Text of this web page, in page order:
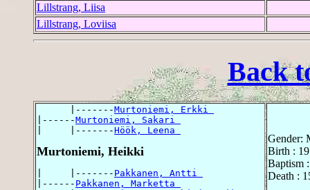
Lillstrang, Liisa
Lillstrang, Loviisa
Back
      |-------
Murtoniemi, Erkki
|------Murtoniemi, Sakari
|     |-------Höök, Leena
Murtoniemi, Heikki
|     |------- Pakkanen, Antti
|------ Pakkanen, Marketta
Gender:
Birth :
Baptism
Death :